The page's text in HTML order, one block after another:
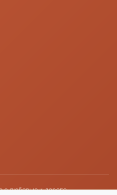
с любовью к дороге